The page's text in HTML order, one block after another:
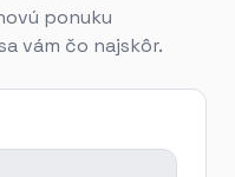
ponuku
vám čo najskôr.